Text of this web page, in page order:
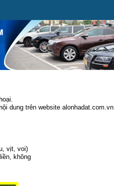
dung trên website alonhadat.com.vn
vịt, voi)
không